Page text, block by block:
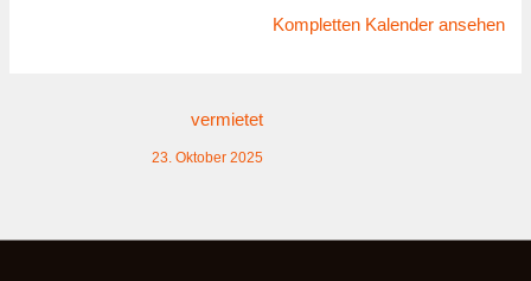
Kompletten Kalender ansehen
vermietet
23. Oktober 2025